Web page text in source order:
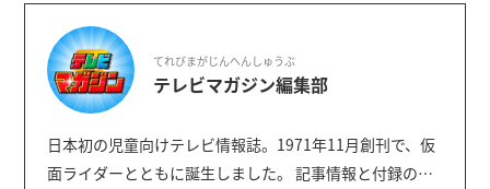
てれびまがじんへんしゅうぶ
テレビマガジン編集部
日本初の児童向けテレビ情報誌。1971年11月創刊で、仮
面ライダーとともに誕生しました。 記事情報と付録の詳